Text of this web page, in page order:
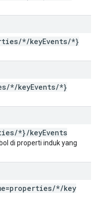
/*/keyEvents/*}
/*/keyEvents/*}
/*}/keyEvents
di properti induk yang
/*/key